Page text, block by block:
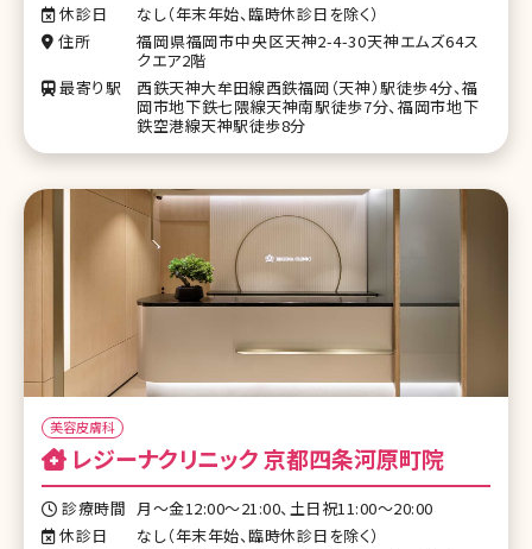
休診日
なし（年末年始、臨時休診日を除く）
住所
福岡県福岡市中央区天神2-4-30天神エムズ64ス
クエア2階
最寄り駅
西鉄天神大牟田線西鉄福岡（天神）駅徒歩4分、福
岡市地下鉄七隈線天神南駅徒歩7分、福岡市地下
鉄空港線天神駅徒歩8分
美容皮膚科
レジーナクリニック 京都四条河原町院
診療時間 月〜金12:00～21:00、土日祝11:00～20:00
休診日
なし（年末年始、臨時休診日を除く）